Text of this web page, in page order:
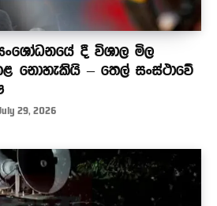
දී විශාල මිල
නොහැකියි – තෙල් සංස්ථාවේ
29, 2026